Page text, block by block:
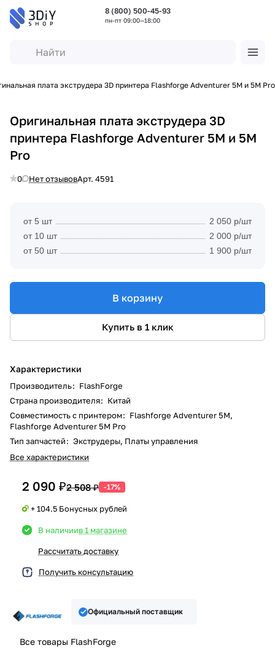
8 (800) 500-45-93
пн-пт 09:00—18:00
плата экструдера 3D принтера Flashforge Adventurer 5M и 5M Pro
Оригинальная плата экструдера 3D
принтера Flashforge Adventurer 5M и 5M
Pro
0 Нет отзывовАрт. 4591
от 5 шт
2 050 р/шт
от 10 шт
2 000 р/шт
от 50 шт
1 900 р/шт
В корзину
Купить в 1 клик
Характеристики
Производитель: FlashForge
Страна производителя: Китай
Совместимость с принтером: Flashforge Adventurer 5M,
Flashforge Adventurer 5M Pro
Тип запчастей: Экструдеры, Платы управления
Все характеристики
2 090 ₽2 508 ₽ -17%
+ 104.5 Бонусных рублей
В наличиив 1 магазине
Рассчитать доставку
Получить консультацию
Официальный поставщик
Все товары FlashForge